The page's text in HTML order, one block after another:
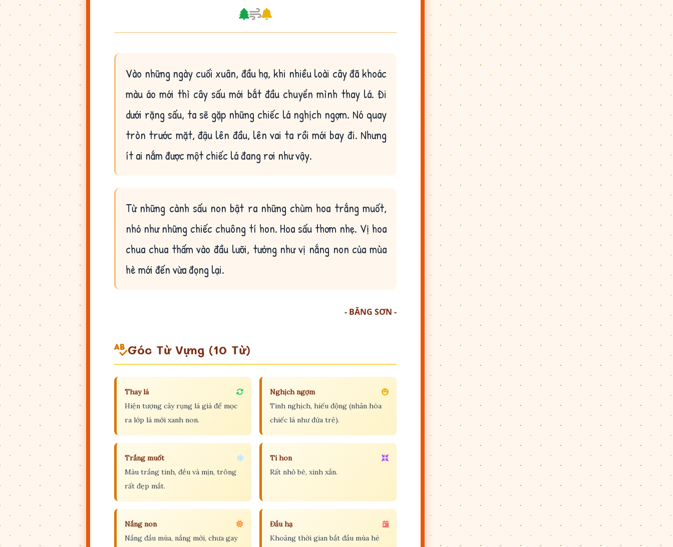
Vào những ngày cuối xuân, đầu hạ, khi nhiều loài cây đã khoác
màu áo mới thì cây sấu mới bắt đầu chuyển mình thay lá. Đi
dưới rặng sấu, ta sẽ gặp những chiếc lá nghịch ngợm. Nó quay
tròn trước mặt, đậu lên đầu, lên vai ta rồi mới bay đi. Nhưng
ít ai nắm được một chiếc lá đang rơi như vậy.
Từ những cành sấu non bật ra những chùm hoa trắng muốt,
nhỏ như những chiếc chuông tí hon. Hoa sấu thơm nhẹ. Vị hoa
chua chua thấm vào đầu lưỡi, tưởng như vị nắng non của mùa
hè mới đến vừa đọng lại.
- BĂNG SƠN -
Góc Từ Vựng (10 Từ)
Thay lá
Hiện tượng cây rụng lá già để mọc
ra lớp lá mới xanh non.
Nghịch ngợm
Tinh nghịch, hiếu động (nhân hóa
chiếc lá như đứa trẻ).
Trắng muốt
Màu trắng tinh, đều và mịn, trông
rất đẹp mắt.
Tí hon
Rất nhỏ bé, xinh xắn.
Nắng non
Nắng đầu mùa, nắng mới, chưa gay
Đầu hạ
Khoảng thời gian bắt đầu mùa hè